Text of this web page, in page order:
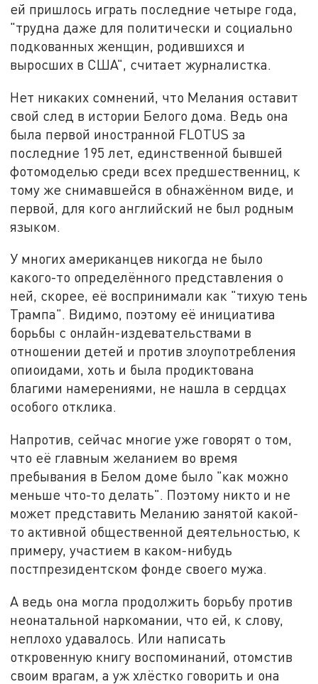
ей пришлось играть последние четыре года,
"трудна даже для политически и социально
подкованных женщин, родившихся и
выросших в США", считает журналистка.
Нет никаких сомнений, что Мелания оставит
свой след в истории Белого дома. Ведь она
была первой иностранной FLOTUS за
последние 195 лет, единственной бывшей
фотомоделью среди всех предшественниц, к
тому же снимавшейся в обнажённом виде, и
первой, для кого английский не был родным
языком.
У многих американцев никогда не было
какого-то определённого представления о
ней, скорее, её воспринимали как "тихую тень
Трампа". Видимо, поэтому её инициатива
борьбы с онлайн-издевательствами в
отношении детей и против злоупотребления
опиоидами, хоть и была продиктована
благими намерениями, не нашла в сердцах
особого отклика.
Напротив, сейчас многие уже говорят о том,
что её главным желанием во время
пребывания в Белом доме было "как можно
меньше что-то делать". Поэтому никто и не
может представить Меланию занятой какой-
то активной общественной деятельностью, к
примеру, участием в каком-нибудь
постпрезидентском фонде своего мужа.
А ведь она могла продолжить борьбу против
неонатальной наркомании, что ей, к слову,
неплохо удавалось. Или написать
откровенную книгу воспоминаний, отомстив
своим врагам, а уж хлёстко говорить и она